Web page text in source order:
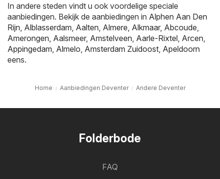
In andere steden vindt u ook voordelige speciale
aanbiedingen. Bekijk de aanbiedingen in Alphen Aan Den
Rijn Alblasserdam Aalten Almere Alkmaar, Abcoude
Amerongen Aalsmeer, Amstelveen Aarle-Rixtel Arcen
Appingedam Almelo Amsterdam Zuidoost Apeldoorn
eens.
Home Aanbiedingen Deventer Andere Deventer
Folderbode
FAQ